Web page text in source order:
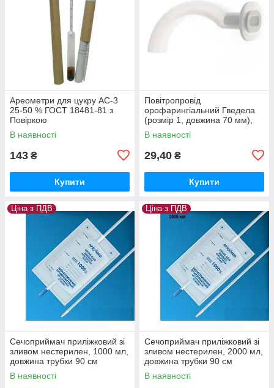
Ареометри для цукру АС-3
25-50 % ГОСТ 18481-81 з
Повіркою
В наявності
143 ₴
Купити
Повітропровід
орофарингіальний Гведела
(розмір 1, довжина 70 мм),
стерильний
В наявності
29,40 ₴
Купити
Ціна з ПДВ
Сечоприймач приліжковий зі
зливом нестерилен, 1000 мл,
довжина трубки 90 см
Apexmed (Голландія)
В наявності
Ціна з ПДВ
Сечоприймач приліжковий зі
зливом нестерилен, 2000 мл,
довжина трубки 90 см
Apexmed (Голландія)
В наявності